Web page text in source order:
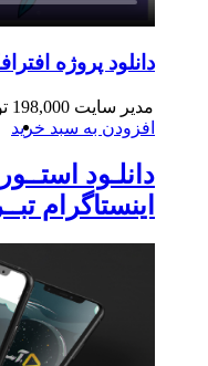
دانلود پروژه
مدیر سایت 198,000
افزودن به سبد خرید
دانلـود
اینستاگرام